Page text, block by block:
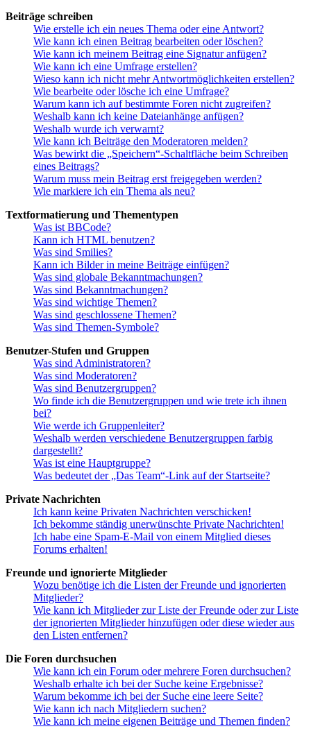
Beiträge schreiben
Wie erstelle ich ein neues Thema oder eine Antwort?
Wie kann ich einen Beitrag bearbeiten oder löschen?
Wie kann ich meinem Beitrag eine Signatur anfügen?
Wie kann ich eine Umfrage erstellen?
Wieso kann ich nicht mehr Antwortmöglichkeiten erstellen?
Wie bearbeite oder lösche ich eine Umfrage?
Warum kann ich auf bestimmte Foren nicht zugreifen?
Weshalb kann ich keine Dateianhänge anfügen?
Weshalb wurde ich verwarnt?
Wie kann ich Beiträge den Moderatoren melden?
Was bewirkt die „Speichern“-Schaltfläche beim Schreiben
eines Beitrags?
Warum muss mein Beitrag erst freigegeben werden?
Wie markiere ich ein Thema als neu?
Textformatierung und Thementypen
Was ist BBCode?
Kann ich HTML benutzen?
Was sind Smilies?
Kann ich Bilder in meine Beiträge einfügen?
Was sind globale Bekanntmachungen?
Was sind Bekanntmachungen?
Was sind wichtige Themen?
Was sind geschlossene Themen?
Was sind Themen-Symbole?
Benutzer-Stufen und Gruppen
Was sind Administratoren?
Was sind Moderatoren?
Was sind Benutzergruppen?
Wo finde ich die Benutzergruppen und wie trete ich ihnen
bei?
Wie werde ich Gruppenleiter?
Weshalb werden verschiedene Benutzergruppen farbig
dargestellt?
Was ist eine Hauptgruppe?
Was bedeutet der „Das Team“-Link auf der Startseite?
Private Nachrichten
Ich kann keine Privaten Nachrichten verschicken!
Ich bekomme ständig unerwünschte Private Nachrichten!
Ich habe eine Spam-E-Mail von einem Mitglied dieses
Forums erhalten!
Freunde und ignorierte Mitglieder
Wozu benötige ich die Listen der Freunde und ignorierten
Mitglieder?
Wie kann ich Mitglieder zur Liste der Freunde oder zur Liste
der ignorierten Mitglieder hinzufügen oder diese wieder aus
den Listen entfernen?
Die Foren durchsuchen
Wie kann ich ein Forum oder mehrere Foren durchsuchen?
Weshalb erhalte ich bei der Suche keine Ergebnisse?
Warum bekomme ich bei der Suche eine leere Seite?
Wie kann ich nach Mitgliedern suchen?
Wie kann ich meine eigenen Beiträge und Themen finden?